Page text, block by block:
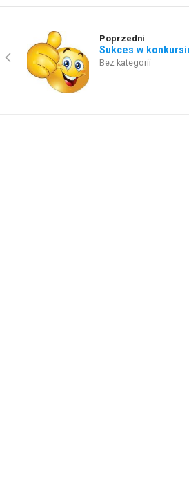
Poprzedni
Sukces w
Bez kategorii